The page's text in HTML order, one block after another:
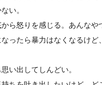
い。
ら怒りを感じる。あんなや
なったら暴力はなくなるけ
い出してしんどい。